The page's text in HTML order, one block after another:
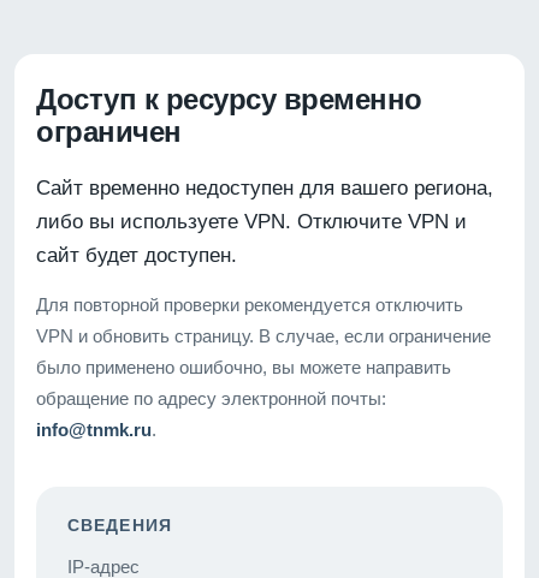
Доступ к ресурсу временно
ограничен
Сайт временно недоступен для вашего региона,
либо вы используете VPN. Отключите VPN и
сайт будет доступен.
Для повторной проверки рекомендуется отключить
VPN и обновить страницу. В случае, если ограничение
было применено ошибочно, вы можете направить
обращение по адресу электронной почты:
info@tnmk.ru.
СВЕДЕНИЯ
IP-адрес